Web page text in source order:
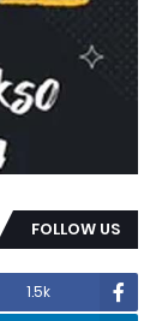
FOLLOW US
1.5k